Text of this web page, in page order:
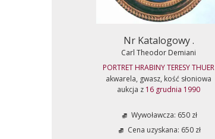
Nr Katalogowy .
Carl Theodor Demiani
PORTRET HRABINY TERESY THUER
akwarela, gwasz, kość słoniowa
aukcja z 16 grudnia 1990
Wywoławcza: 650 zł
Cena uzyskana: 650 zł